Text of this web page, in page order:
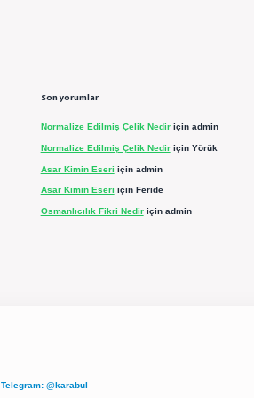
Son yorumlar
Normalize Edilmiş Çelik Nediriçin admin
Normalize Edilmiş Çelik Nediriçin Yörük
Asar Kimin Eseri için admin
Asar Kimin Eseri için Feride
Osmanlıcılık Fikri Nediriçin admin
Telegram: @karabul